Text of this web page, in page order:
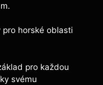
horské oblasti
pro každou
svému